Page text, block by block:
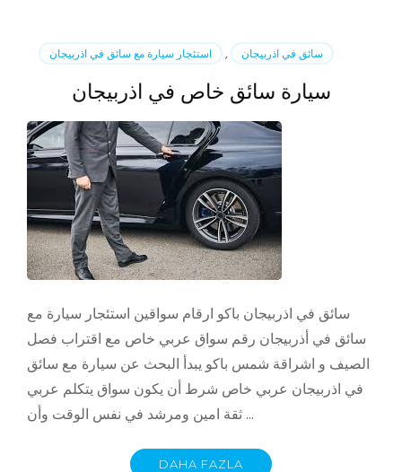
استئجار سيارة مع سائق في اذربيجان , سائق في اذربيجان
سيارة سائق خاص في اذربيجان
سائق في اذربيجان باكو ارقام سواقين استئجار سيارة مع
سائق في أذربيجان رقم سواق عربي خاص مع اقتراب فصل
الصيف و اشراقة شمس باكو يبدأ البحث عن سيارة مع سائق
في اذربيجان عربي خاص شرط أن يكون سواق يتكلم عربي
ثقة امين ومرشد في نفس الوقت وأن …
DAHA FAZLA